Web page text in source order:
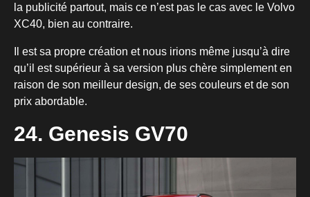
la publicité partout, mais ce n’est pas le cas avec le Volvo
XC40, bien au contraire.
Il est sa propre création et nous irions même jusqu’à dire
qu’il est supérieur à sa version plus chère simplement en
raison de son meilleur design, de ses couleurs et de son
prix abordable.
24. Genesis GV70